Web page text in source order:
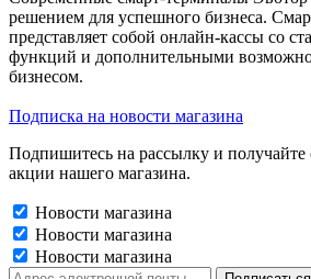
решением для успешного бизнеса.
представляет собой онлайн-кассы со
функций и дополнительными
бизнесом.
Подписка на новости магазина
Подпишитесь на рассылку и получайте
акции нашего магазина.
Новости магазина
Новости магазина
Новости магазина